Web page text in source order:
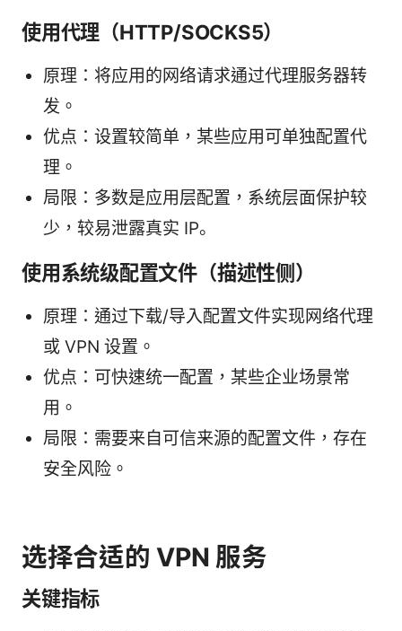
使用代理（HTTP/SOCKS5）
原理：将应用的网络请求通过代理服务器转
发。
优点：设置较简单，某些应用可单独配置代
理。
局限：多数是应用层配置，系统层面保护较
少，较易泄露真实 IP。
使用系统级配置文件（描述性侧）
原理：通过下载/导入配置文件实现网络代理
或 VPN 设置。
优点：可快速统一配置，某些企业场景常
用。
局限：需要来自可信来源的配置文件，存在
安全风险。
选择合适的 VPN 服务
关键指标